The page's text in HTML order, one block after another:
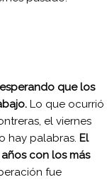
que los
Lo que ocurrió
el viernes
hay palabras. El
con los más
fue